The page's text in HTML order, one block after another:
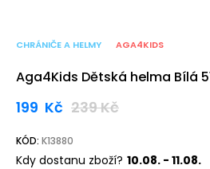
CHRÁNIČE A HELMY AGA4KIDS
Aga4Kids Dětská helma Bílá
199 Kč 239Kč
KÓD: K13880
Kdy dostanu zboží? 10.08. - 11.08.